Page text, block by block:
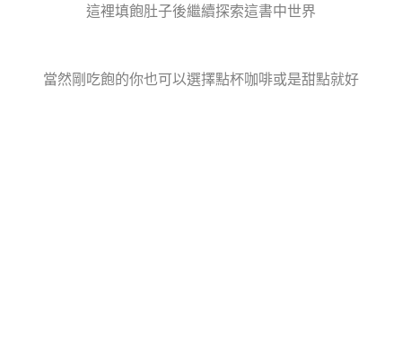
這裡填飽肚子後繼續探索這書中世界
當然剛吃飽的你也可以選擇點杯咖啡或是甜點就好